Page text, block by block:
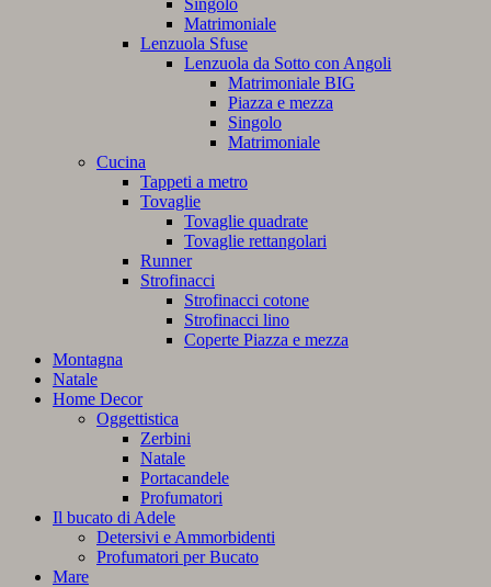
Singolo
Matrimoniale
Lenzuola Sfuse
Lenzuola da Sotto con Angoli
Matrimoniale BIG
Piazza e mezza
Singolo
Matrimoniale
Cucina
Tappeti a metro
Tovaglie
Tovaglie quadrate
Tovaglie rettangolari
Runner
Strofinacci
Strofinacci cotone
Strofinacci lino
Coperte Piazza e mezza
Montagna
Natale
Home Decor
Oggettistica
Zerbini
Natale
Portacandele
Profumatori
Il bucato di Adele
Detersivi e Ammorbidenti
Profumatori per Bucato
Mare